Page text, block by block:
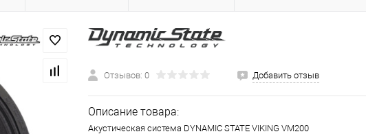
Отзывов: 0 Добавить отзыв
Описание товара:
Акустическая система DYNAMIC STATE VIKING VM200